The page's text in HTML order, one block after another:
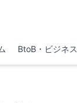
BtoB・ビジネス